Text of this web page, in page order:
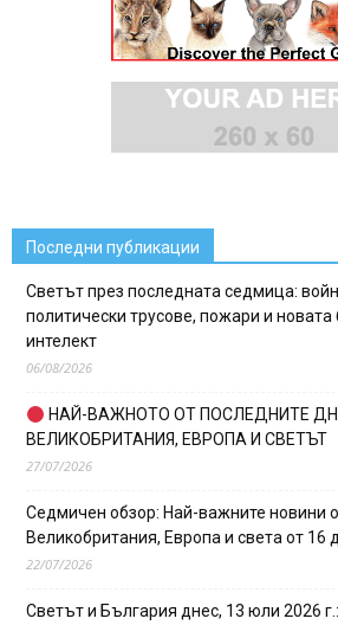
Последни публикации
Светът през последната седмица:
политически трусове, пожари и новата
интелект
06/08/2026
НАЙ-ВАЖНОТО ОТ ПОСЛЕДНИТЕ
ВЕЛИКОБРИТАНИЯ, ЕВРОПА И СВЕТЪТ
27/07/2026
Седмичен обзор: Най-важните новини
Великобритания, Европа и света от 16
22/07/2026
Светът и България днес, 13 юли 2026